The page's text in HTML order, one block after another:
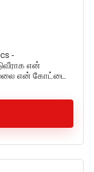
-
என்
என் கோட்டை